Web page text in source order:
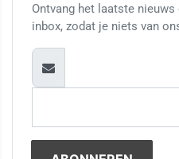
Ontvang het laatste
inbox, zodat je niets van